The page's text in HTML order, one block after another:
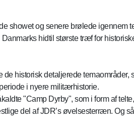
showet og senere brølede
hidtil største træf for
historisk detaljerede
i nyere militærhistorie.
"Camp Dyrby", som i form af
del af JDR’s øvelsesterræn. Og